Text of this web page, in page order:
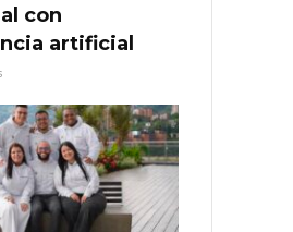
con
artificial